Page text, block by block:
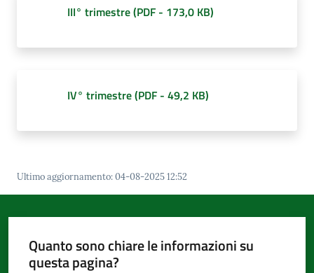
III° trimestre(PDF - 173,0 KB)
IV° trimestre(PDF - 49,2 KB)
Ultimo aggiornamento:04-08-2025 12:52
Quanto sono chiare le informazioni su
questa pagina?